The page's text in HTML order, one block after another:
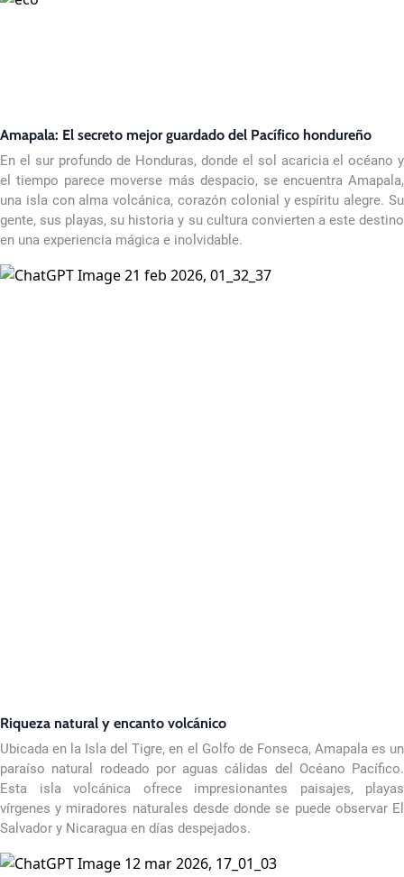
Amapala: El secreto mejor guardado del Pacífico hondureño
En el sur profundo de Honduras, donde el sol acaricia el océano y
el tiempo parece moverse más despacio, se encuentra Amapala,
una isla con alma volcánica, corazón colonial y espíritu alegre. Su
gente, sus playas, su historia y su cultura convierten a este destino
en una experiencia mágica e inolvidable.
Riqueza natural y encanto volcánico
Ubicada en la Isla del Tigre, en el Golfo de Fonseca, Amapala es un
paraíso natural rodeado por aguas cálidas del Océano Pacífico.
Esta isla volcánica ofrece impresionantes paisajes, playas
vírgenes y miradores naturales desde donde se puede observar El
Salvador y Nicaragua en días despejados.